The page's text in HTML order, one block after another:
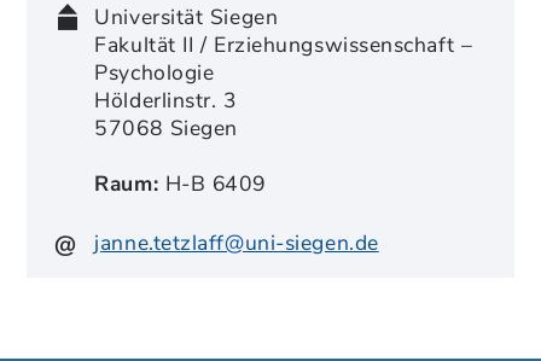
Universität Siegen
Fakultät II / Erziehungswissenschaft –
Psychologie
Hölderlinstr. 3
57068 Siegen
Raum: H-B 6409
janne.tetzlaff@uni-siegen.de